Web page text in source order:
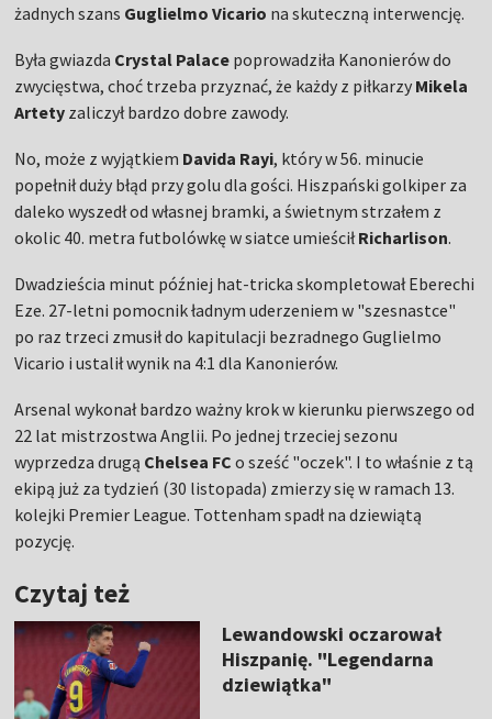
żadnych szans Guglielmo Vicario na skuteczną interwencję.
Była gwiazda Crystal Palace poprowadziła Kanonierów do
zwycięstwa, choć trzeba przyznać, że każdy z piłkarzy Mikela
Artety zaliczył bardzo dobre zawody.
No, może z wyjątkiem Davida Rayi, który w 56. minucie
popełnił duży błąd przy golu dla gości. Hiszpański golkiper za
daleko wyszedł od własnej bramki, a świetnym strzałem z
okolic 40. metra futbolówkę w siatce umieściłRicharlison.
Dwadzieścia minut później hat-tricka skompletował Eberechi
Eze. 27-letni pomocnik ładnym uderzeniem w "szesnastce"
po raz trzeci zmusił do kapitulacji bezradnego Guglielmo
Vicario i ustalił wynik na 4:1 dla Kanonierów.
Arsenal wykonał bardzo ważny krok w kierunku pierwszego od
22 lat mistrzostwa Anglii. Po jednej trzeciej sezonu
wyprzedza drugą Chelsea FC o sześć "oczek". I to właśnie z tą
ekipą już za tydzień (30 listopada) zmierzy się w ramach 13.
kolejki Premier League. Tottenham spadł na dziewiątą
pozycję.
Czytaj też
Lewandowski oczarował
Hiszpanię. "Legendarna
dziewiątka"